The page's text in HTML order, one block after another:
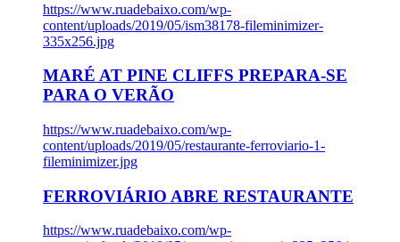
https://www.ruadebaixo.com/wp-
content/uploads/2019/05/ism38178-fileminimizer-
335x256.jpg
MARÉ AT PINE CLIFFS PREPARA-SE
PARA O VERÃO
https://www.ruadebaixo.com/wp-
content/uploads/2019/05/restaurante-ferroviario-1-
fileminimizer.jpg
FERROVIÁRIO ABRE RESTAURANTE
https://www.ruadebaixo.com/wp-